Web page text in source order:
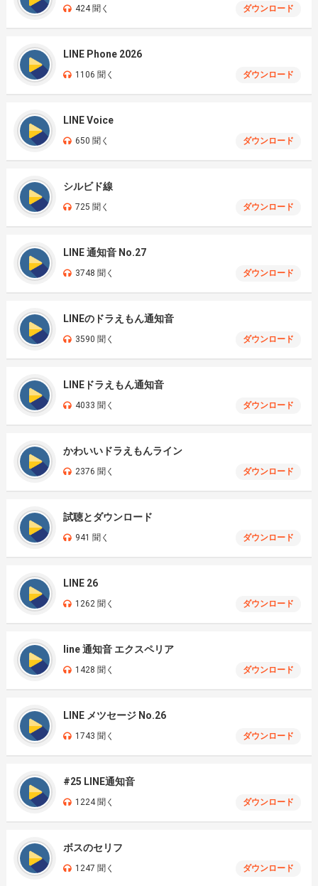
424 聞く ダウンロード
LINE Phone 2026
1106 聞く ダウンロード
LINE Voice
650 聞く ダウンロード
シルビド線
725 聞く ダウンロード
LINE 通知音 No.27
3748 聞く ダウンロード
LINEのドラえもん通知音
3590 聞く ダウンロード
LINEドラえもん通知音
4033 聞く ダウンロード
かわいいドラえもんライン
2376 聞く ダウンロード
試聴とダウンロード
941 聞く ダウンロード
LINE 26
1262 聞く ダウンロード
line 通知音 エクスペリア
1428 聞く ダウンロード
LINE メツセージ No.26
1743 聞く ダウンロード
#25 LINE通知音
1224 聞く ダウンロード
ボスのセリフ
1247 聞く ダウンロード